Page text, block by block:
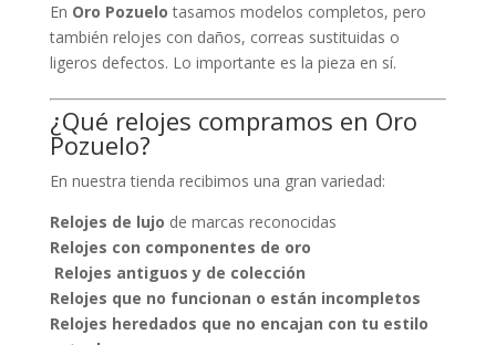
En Oro Pozuelo tasamos modelos completos, pero
también relojes con daños, correas sustituidas o
ligeros defectos. Lo importante es la pieza en sí.
¿Qué relojes compramos en Oro
Pozuelo?
En nuestra tienda recibimos una gran variedad:
Relojes de lujo de marcas reconocidas
Relojes con componentes de oro
Relojes antiguos y de colección
Relojes que no funcionan o están incompletos
Relojes heredados que no encajan con tu estilo